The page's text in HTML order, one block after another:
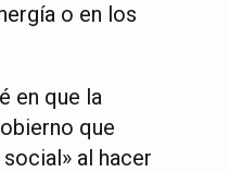
o en los
en que la
que
al hacer